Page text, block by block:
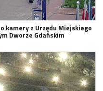
kamery z Urzędu Miejskiego
Dworze Gdańskim